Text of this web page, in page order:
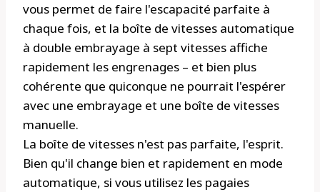
vous permet de faire l'escapacité parfaite à
chaque fois, et la boîte de vitesses automatique
à double embrayage à sept vitesses affiche
rapidement les engrenages – et bien plus
cohérente que quiconque ne pourrait l'espérer
avec une embrayage et une boîte de vitesses
manuelle.
La boîte de vitesses n'est pas parfaite, l'esprit.
Bien qu'il change bien et rapidement en mode
automatique, si vous utilisez les pagaies